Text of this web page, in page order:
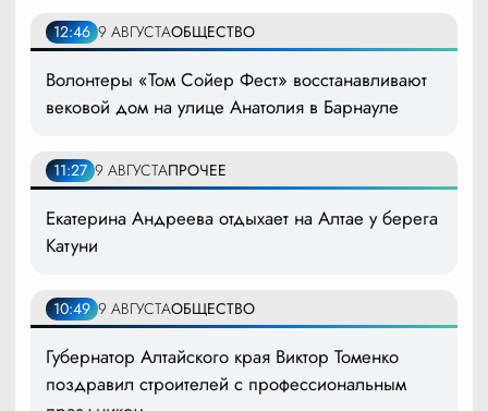
12:46 9 АВГУСТАОБЩЕСТВО
Волонтеры «Том Сойер Фест» восстанавливают
вековой дом на улице Анатолия в Барнауле
11:27 9 АВГУСТАПРОЧЕЕ
Екатерина Андреева отдыхает на Алтае у берега
Катуни
10:49 9 АВГУСТАОБЩЕСТВО
Губернатор Алтайского края Виктор Томенко
поздравил строителей с профессиональным